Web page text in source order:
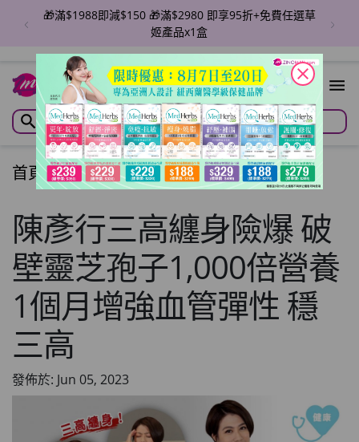
全場🎁滿$4980即享88折+免費任選草姬產品x1盒 優惠
至8月31日
首頁/文章/Articles
陳彥行三高纏身險爆 破
壁靈芝孢子1,000倍營養
1個月增強血管彈性 穩
三高
發佈於: Jun 05, 2023
close